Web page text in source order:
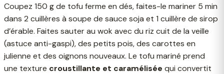
Coupez 150 g de tofu ferme en dés, faites-le mariner 5 min
dans 2 cuillères à soupe de sauce soja et 1 cuillère de sirop
d’érable. Faites sauter au wok avec du riz cuit de la veille
(astuce anti-gaspi), des petits pois, des carottes en
julienne et des oignons nouveaux. Le tofu mariné prend
une texture croustillante et caramélisée qui convertit